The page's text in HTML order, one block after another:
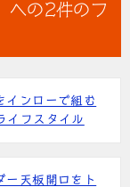
への2件のフ
インローで組む
イフスタイル
ー天板開口をト